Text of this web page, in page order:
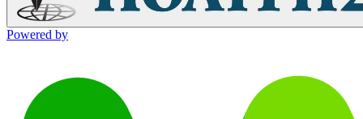
Powered by